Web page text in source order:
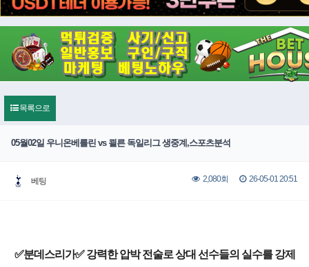
목록으로
05월02일 우니온베를린 vs 쾰른 독일리그 생중계,스포츠분석
베팅 2,080회 26-05-01 20:51
✅분데스리가✅ 강력한 압박 전술로 상대 선수들의 실수를 강제